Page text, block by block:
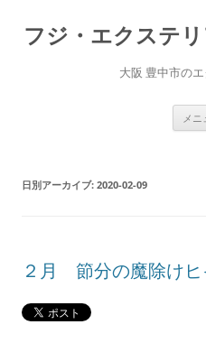
テ
ン
フジ・エクステ
大阪 豊中市の
メニ
日別アーカイブ: 2020-02-09
２月 節分の魔除けヒ